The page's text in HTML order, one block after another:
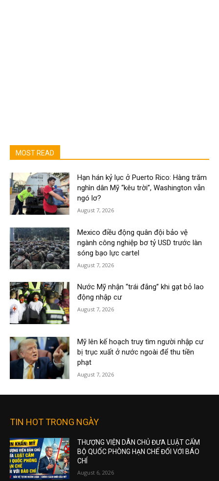
MOST READ
Hạn hán kỷ lục ở Puerto Rico: Hàng trăm
nghìn dân Mỹ “kêu trời”, Washington vẫn
ngó lơ?
August 7, 2026
Mexico điều động quân đội bảo vệ
ngành công nghiệp bơ tỷ USD trước làn
sóng bạo lực cartel
August 7, 2026
Nước Mỹ nhận “trái đắng” khi gạt bỏ lao
động nhập cư
August 7, 2026
Mỹ lên kế hoạch truy tìm người nhập cư
bị trục xuất ở nước ngoài để thu tiền
phạt
August 7, 2026
TIN HOT TRONG NGÀY
THƯỢNG VIỆN DÂN CHỦ ĐƯA LUẬT CẤM
BỘ QUỐC PHÒNG HẠN CHẾ ĐỐI VỚI BÁO
CHÍ
August 6, 2026